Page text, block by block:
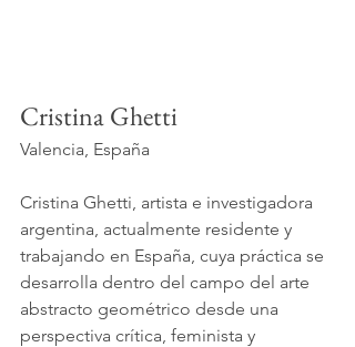
Cristina Ghetti
Valencia, España
Cristina Ghetti, artista e investigadora
argentina, actualmente residente y
trabajando en España, cuya práctica se
desarrolla dentro del campo del arte
abstracto geométrico desde una
perspectiva crítica, feminista y